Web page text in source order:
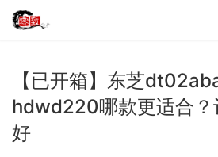
【已开箱】东芝
hdwd220哪款更适合？
好